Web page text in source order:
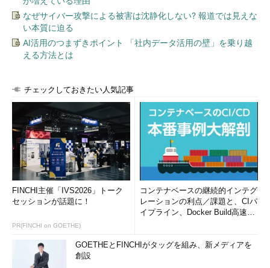
なぜサイバー攻撃による被害は沈静化しない? 報道では見えな
い本質に迫る
AI活用のつまずきポイント 「社内データ活用の壁」を乗り越
える方法とは
チェックしておきたい人気記事
FINCHI主催「IVS2026」トーク
セッションが話題に！
PR(FINCHI on GOETHE)
コンテナベースの継続的インテグ
レーションの利点／課題と、CIパ
イプライン、Docker Build高速化
GOETHEとFINCHIがタッグを組み、新メディアを
創設